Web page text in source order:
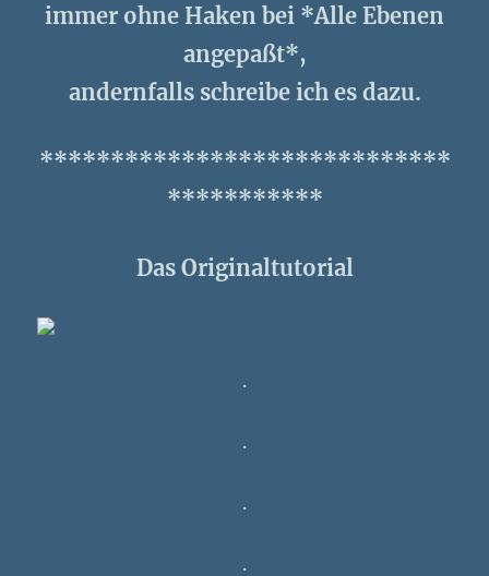
immer ohne Haken bei *Alle Ebenen
angepaßt*,
andernfalls schreibe ich es dazu.
*****************************
***********
Das Originaltutorial
.
.
.
.